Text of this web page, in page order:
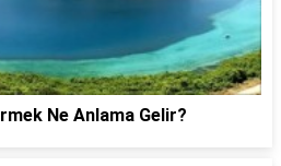
Ne Anlama Gelir?